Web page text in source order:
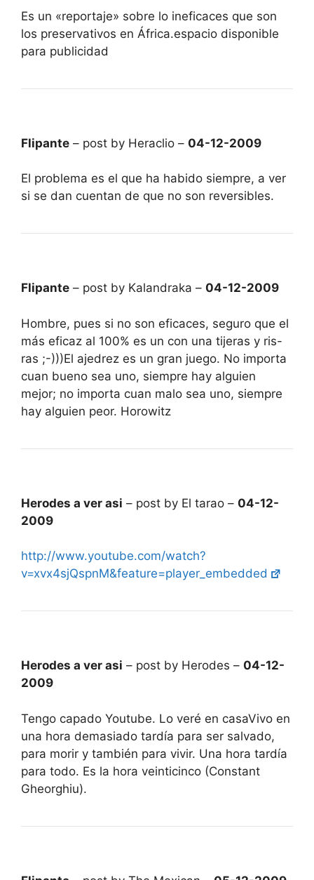
Es un «reportaje» sobre lo ineficaces que son
los preservativos en África.espacio disponible
para publicidad
Flipante – post by Heraclio – 04-12-2009
El problema es el que ha habido siempre, a ver
si se dan cuentan de que no son reversibles.
Flipante – post by Kalandraka – 04-12-2009
Hombre, pues si no son eficaces, seguro que el
más eficaz al 100% es un con una tijeras y ris-
ras ;-)))El ajedrez es un gran juego. No importa
cuan bueno sea uno, siempre hay alguien
mejor; no importa cuan malo sea uno, siempre
hay alguien peor. Horowitz
Herodes a ver asi – post by El tarao – 04-12-
2009
http://www.youtube.com/watch?
v=xvx4sjQspnM&feature=player_embedded
Herodes a ver asi – post by Herodes – 04-12-
2009
Tengo capado Youtube. Lo veré en casaVivo en
una hora demasiado tardía para ser salvado,
para morir y también para vivir. Una hora tardía
para todo. Es la hora veinticinco (Constant
Gheorghiu).